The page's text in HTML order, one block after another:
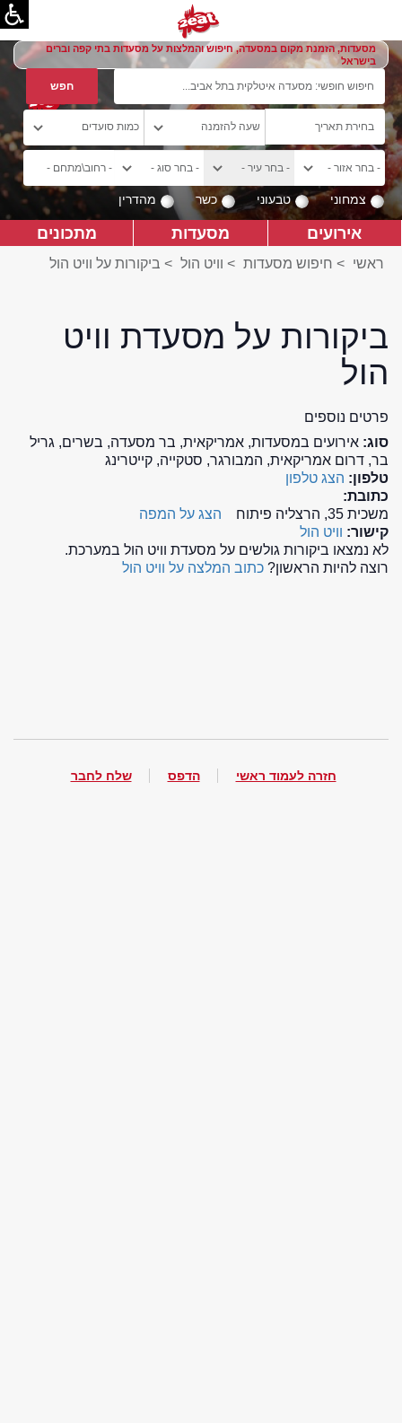
מסעדות, הזמנת מקום במסעדה, חיפוש והמלצות על מסעדות בתי קפה וברים
בישראל
צמחוני טבעוני כשר מהדרין
אירועים מסעדות מתכונים
ראשי > חיפוש מסעדות > וויט הול > ביקורות על וויט הול
ביקורות על מסעדת וויט
הול
פרטים נוספים
סוג: אירועים במסעדות, אמריקאית, בר מסעדה, בשרים, גריל
בר, דרום אמריקאית, המבורגר, סטקייה, קייטרינג
טלפון: הצג טלפון
כתובת:
משכית 35, הרצליה פיתוח
הצג על המפה
קישור: וויט הול
לא נמצאו ביקורות גולשים על מסעדת וויט הול במערכת.
רוצה להיות הראשון? כתוב המלצה על וויט הול
חזרה לעמוד ראשי הדפס שלח לחבר